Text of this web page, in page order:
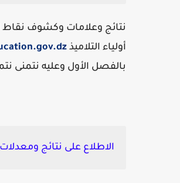
نتائج وعلامات وكشوف نقاط
أولياء التلاميذ ‏
بالفصل الأول وعليه نتمنى
الاطلاع على نتائج ومعدلات